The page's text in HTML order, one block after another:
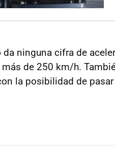
da ninguna cifra de
de 250 km/h.
la posibilidad de